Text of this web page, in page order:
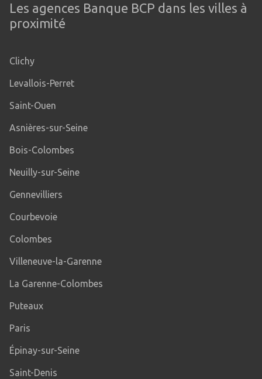
Les agences Banque BCP dans les villes à
proximité
Clichy
Levallois-Perret
Saint-Ouen
Asnières-sur-Seine
Bois-Colombes
Neuilly-sur-Seine
Gennevilliers
Courbevoie
Colombes
Villeneuve-la-Garenne
La Garenne-Colombes
Puteaux
Paris
Épinay-sur-Seine
Saint-Denis